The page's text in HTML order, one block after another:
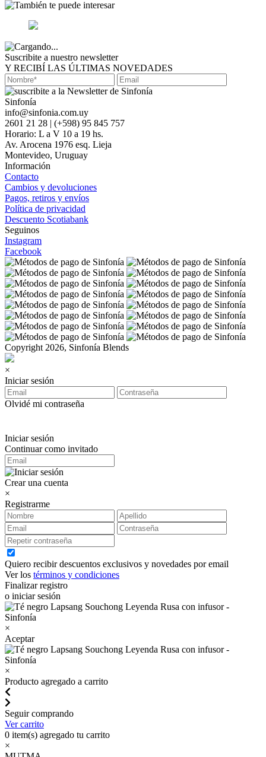
Suscribite a nuestro newsletter
Y RECIBÍ LAS ÚLTIMAS NOVEDADES
Sinfonía
info@sinfonia.com.uy
2601 21 28 | (+598) 95 845 757
Horario: L a V 10 a 19 hs.
Av. Arocena 1976 esq. Lieja
Montevideo, Uruguay
Información
Contacto
Cambios y devoluciones
Pagos, retiros y envíos
Política de privacidad
Descuento Scotiabank
Seguinos
Instagram
Facebook
Copyright 2026, Sinfonía Blends
×
Iniciar sesión
Olvidé mi contraseña
Iniciar sesión
Continuar como invitado
Crear una cuenta
×
Registrarme
Quiero recibir descuentos exclusivos y novedades por email
Ver los términos y condiciones
Finalizar registro
o iniciar sesión
×
Aceptar
×
Producto agregado a carrito
Seguir comprando
Ver carrito
0 item(s) agregado tu carrito
×